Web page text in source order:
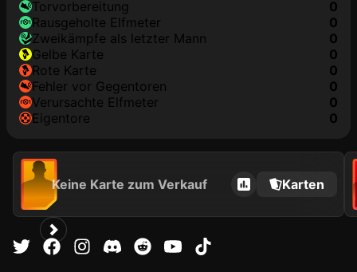
Torvorbereitung
0
rausgeholte Elfmeter
0
Zweikämpfe als letzter Mann
0
gelbe Karte
0
rote Karte
0
Fehler vor Gegentoren
0
Verursachte Elfmeter
0
Eigentore
0
Keine Karte zum Verkauf Karten